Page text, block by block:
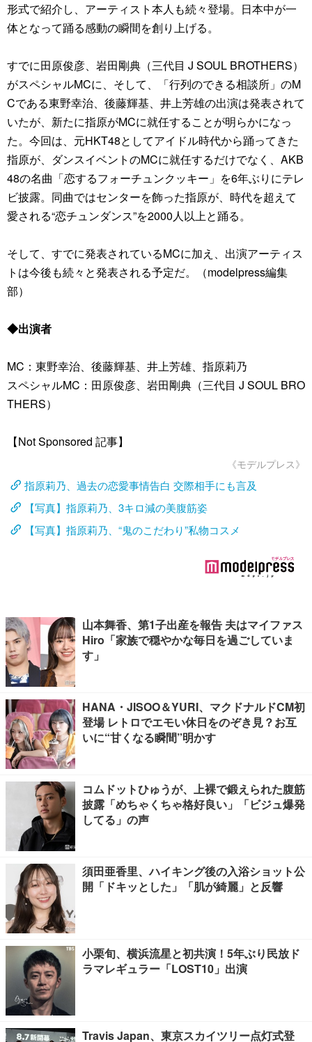
形式で紹介し、アーティスト本人も続々登場。日本中が一
体となって踊る感動の瞬間を創り上げる。
すでに田原俊彦、岩田剛典（三代目 J SOUL BROTHERS）
がスペシャルMCに、そして、「行列のできる相談所」のM
Cである東野幸治、後藤輝基、井上芳雄の出演は発表されて
いたが、新たに指原がMCに就任することが明らかになっ
た。今回は、元HKT48としてアイドル時代から踊ってきた
指原が、ダンスイベントのMCに就任するだけでなく、AKB
48の名曲「恋するフォーチュンクッキー」を6年ぶりにテレ
ビ披露。同曲ではセンターを飾った指原が、時代を超えて
愛される“恋チュンダンス”を2000人以上と踊る。
そして、すでに発表されているMCに加え、出演アーティス
トは今後も続々と発表される予定だ。（modelpress編集
部）
◆出演者
MC：東野幸治、後藤輝基、井上芳雄、指原莉乃
スペシャルMC：田原俊彦、岩田剛典（三代目 J SOUL BRO
THERS）
【Not Sponsored 記事】
《モデルプレス》
指原莉乃、過去の恋愛事情告白 交際相手にも言及
【写真】指原莉乃、3キロ減の美腹筋姿
【写真】指原莉乃、“鬼のこだわり”私物コスメ
山本舞香、第1子出産を報告 夫はマイファス
Hiro「家族で穏やかな毎日を過ごしていま
す」
HANA・JISOO＆YURI、マクドナルドCM初
登場 レトロでエモい休日をのぞき見？お互
いに“甘くなる瞬間”明かす
コムドットひゅうが、上裸で鍛えられた腹筋
披露「めちゃくちゃ格好良い」「ビジュ爆発
してる」の声
須田亜香里、ハイキング後の入浴ショット公
開「ドキッとした」「肌が綺麗」と反響
小栗旬、横浜流星と初共演！5年ぶり民放ド
ラマレギュラー「LOST10」出演
Travis Japan、東京スカイツリー点灯式登